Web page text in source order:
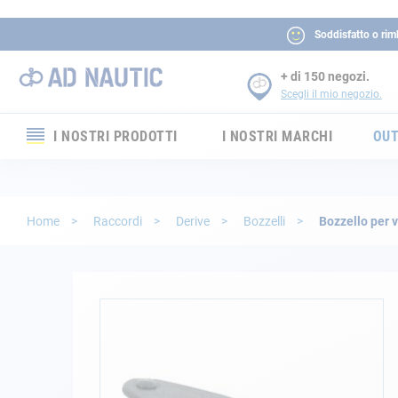
Soddisfatto o
+ di 150 negozi.
Scegli il mio negozio.
I NOSTRI PRODOTTI
Elettricità
I NOSTRI MARCHI
Home Raccordi Derive Bozzelli Bozzello per
galleria